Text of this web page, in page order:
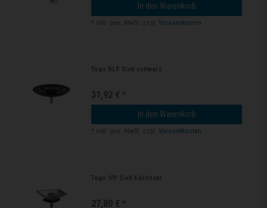
In den Warenkorb
* inkl. ges. MwSt. zzgl.Versandkosten
Togo BLP Sieb schwarz
31,92 € *
In den Warenkorb
* inkl. ges. MwSt. zzgl.Versandkosten
Togo IVP Sieb Edelstahl
27,80 € *